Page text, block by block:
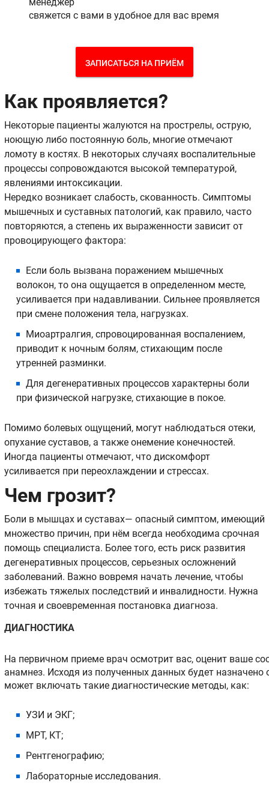
свяжется с вами в удобное для вас время
ЗАПИСАТЬСЯ НА ПРИЁМ
Как проявляется?
Некоторые пациенты жалуются на прострелы, острую,
ноющую либо постоянную боль, многие отмечают
ломоту в костях. В некоторых случаях воспалительные
процессы сопровождаются высокой температурой,
явлениями интоксикации.
Нередко возникает слабость, скованность. Симптомы
мышечных и суставных патологий, как правило, часто
повторяются, а степень их выраженности зависит от
провоцирующего фактора:
Если боль вызвана поражением мышечных
волокон, то она ощущается в определенном месте,
усиливается при надавливании. Сильнее проявляется
при смене положения тела, нагрузках.
Миоартралгия, спровоцированная воспалением,
приводит к ночным болям, стихающим после
утренней разминки.
Для дегенеративных процессов характерны боли
при физической нагрузке, стихающие в покое.
Помимо болевых ощущений, могут наблюдаться отеки,
опухание суставов, а также онемение конечностей.
Иногда пациенты отмечают, что дискомфорт
усиливается при переохлаждении и стрессах.
Чем грозит?
Боли в мышцах и суставах— опасный симптом, имеющий
множество причин, при нём всегда необходима срочная
помощь специалиста. Более того, есть риск развития
дегенеративных процессов, серьезных осложнений
заболеваний. Важно вовремя начать лечение, чтобы
избежать тяжелых последствий и инвалидности. Нужна
точная и своевременная постановка диагноза.
ДИАГНОСТИКА
На первичном приеме врач осмотрит вас, оценит ваше
анамнез. Исходя из полученных данных будет назначено
может включать такие диагностические методы, как:
УЗИ и ЭКГ;
МРТ, КТ;
Рентгенографию;
Лабораторные исследования.